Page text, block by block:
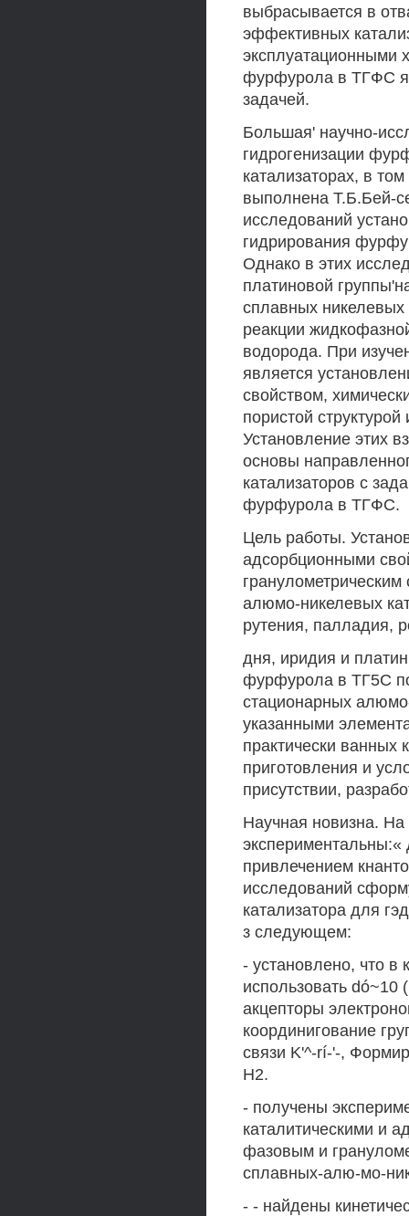
выбрасывается в
эффективных
эксплуатационными
фурфурола в ТГФС
задачей.
Большая' научно-
гидрогенизации
катализаторах, в
выполнена Т.Б.Бей-
исследований
гидрирования
Однако в этих
платиновой
сплавных никелевых
реакции
водорода. При
является
свойством,
пористой
Установление этих
основы
катализаторов с
фурфурола в ТГФС.
Цель работы.
адсорбционными
алюмо-никелевых
рутения, палладия,
дня, иридия и
фурфурола в ТГ5С
стационарных
указанными
практически ванных
приготовления и
присутствии,
Научная новизна.
экспериментальны:«
привлечением
исследований
катализатора для
з следующем:
- установлено, что
использовать
акцепторы
координигование
связи K'^-rí-'-,
Н2.
- получены
каталитическими и
фазовым и
сплавных-алю-мо-
- - найдены